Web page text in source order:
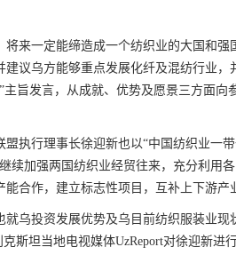
来一定能缔造成一个纺织业的大国和强
议乌方能够重点发展化纤及混纺行业，
旨发言，从成就、优势及愿景三方面向
执行理事长徐迎新也以“中国纺织业一
续加强两国纺织业经贸往来，充分利用
合作，建立标志性项目，互补上下游产
乌投资发展优势及乌目前纺织服装业现
斯坦当地电视媒体UzReport对徐迎新进